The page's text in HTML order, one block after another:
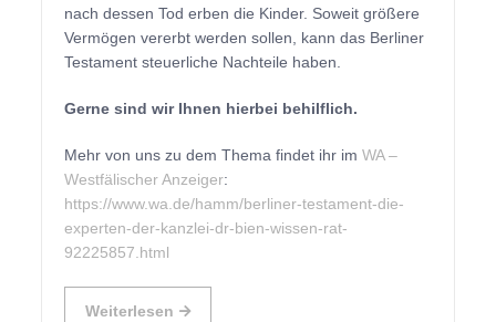
nach dessen Tod erben die Kinder. Soweit größere
Vermögen vererbt werden sollen, kann das Berliner
Testament steuerliche Nachteile haben.
Gerne sind wir Ihnen hierbei behilflich.
Mehr von uns zu dem Thema findet ihr imWA –
Westfälischer Anzeiger:
https://www.wa.de/hamm/berliner-testament-die-
experten-der-kanzlei-dr-bien-wissen-rat-
92225857.html
Weiterlesen